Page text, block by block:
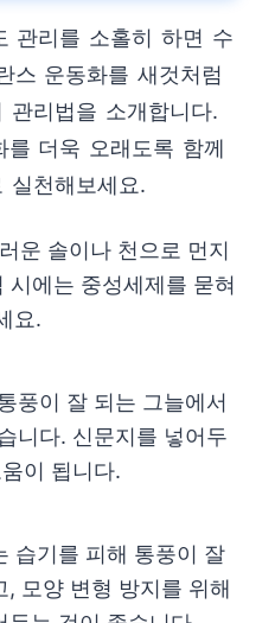
관리를 소홀히 하면 수
스 운동화를 새것처럼
관리법을 소개합니다.
를 더욱 오래도록 함께
실천해보세요.
운 솔이나 천으로 먼지
시에는 중성세제를 묻혀
요.
풍이 잘 되는 그늘에서
니다. 신문지를 넣어두
이 됩니다.
습기를 피해 통풍이 잘
, 모양 변형 방지를 위해